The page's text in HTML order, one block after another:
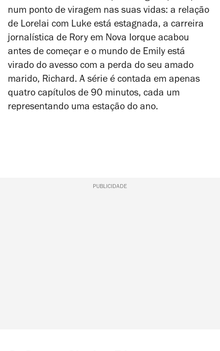
num ponto de viragem nas suas vidas: a relação
de Lorelai com Luke está estagnada, a carreira
jornalística de Rory em Nova Iorque acabou
antes de começar e o mundo de Emily está
virado do avesso com a perda do seu amado
marido, Richard. A série é contada em apenas
quatro capítulos de 90 minutos, cada um
representando uma estação do ano.
PUBLICIDADE